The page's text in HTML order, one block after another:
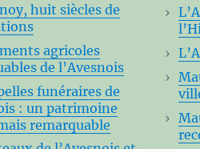
huit siècles de
agricoles
de l’Avesnois
funéraires de
: un patrimoine
remarquable